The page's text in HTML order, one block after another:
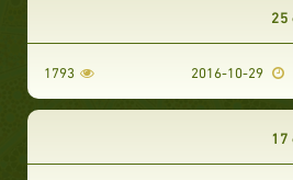
1793